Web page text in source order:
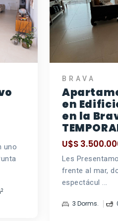
uno
2
BRAVA
en
en la
U$S
Les
frente al mar,
espectácul ...
3 Dorms.